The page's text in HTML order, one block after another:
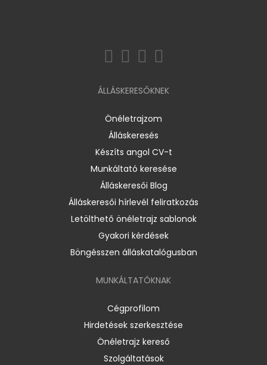
ÁLLÁSKERESŐKNEK
Önéletrajzom
Álláskeresés
Készíts angol CV-t
Munkáltató keresése
Álláskeresői Blog
Álláskeresői hírlevél feliratkozás
Letölthető önéletrajz sablonok
Gyakori kérdések
Böngésszen álláskatalógusban
MUNKÁLTATÓKNAK
Cégprofilom
Hirdetések szerkesztése
Önéletrajz kereső
Szolgáltatások